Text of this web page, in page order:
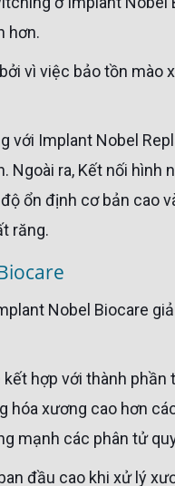
hơn.
ra, Kết nối hình
ổn định cơ bản cao
răng.
xương cao hơn
mạnh các phân tử